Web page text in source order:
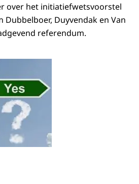
over het initiatiefwetsvoorstel
Dubbelboer, Duyvendak en Van
referendum.